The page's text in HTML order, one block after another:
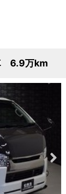
6.9万km